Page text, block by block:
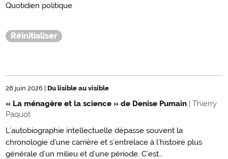
Quotidien politique
28 juin 2026 Du lisible au visible
« La ménagère et la science » de Denise Pumain | Thierry
Paquot
L’autobiographie intellectuelle dépasse souvent la
chronologie d’une carrière et s’entrelace à l’histoire plus
générale d’un milieu et d’une période. C’est…